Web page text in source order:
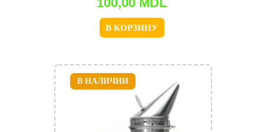
В КОРЗИНУ
В НАЛИЧИИ